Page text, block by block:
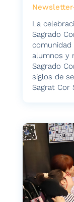
La
Sagrado
comunidad
alumnos y
Sagrado
siglos de
Sagrat Cor